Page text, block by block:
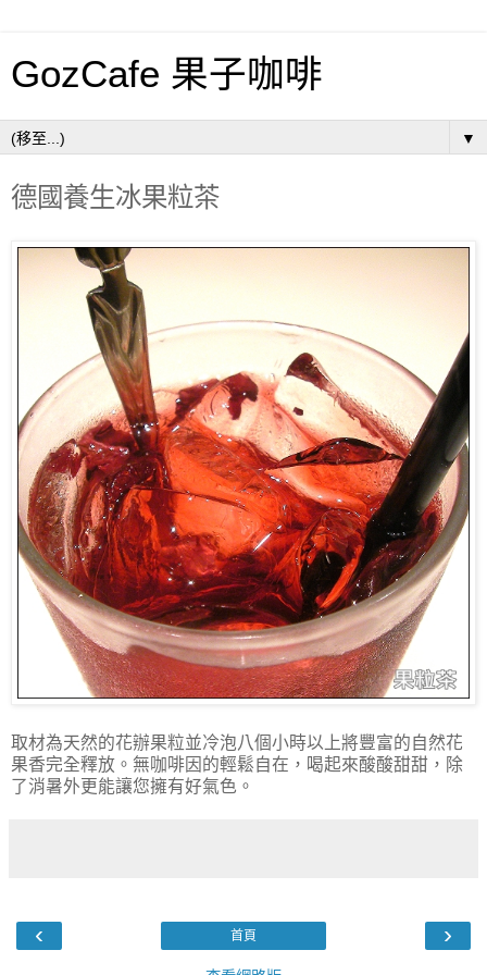
GozCafe 果子咖啡
▼
德國養生冰果粒茶
取材為天然的花辦果粒並冷泡八個小時以上將豐富的自然花
果香完全釋放。無咖啡因的輕鬆自在，喝起來酸酸甜甜，除
了消暑外更能讓您擁有好氣色。
‹ ›
首頁